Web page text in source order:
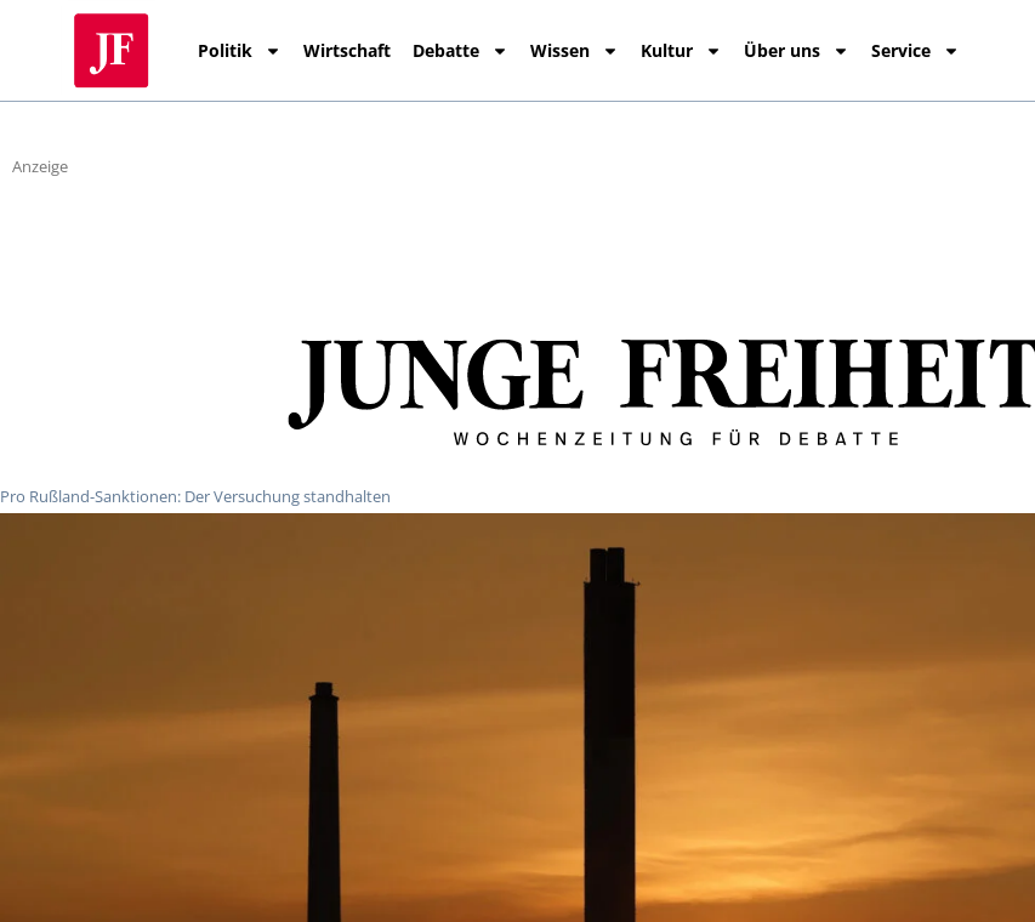
Politik Wirtschaft Debatte Wissen Kultur Über uns Service
Anzeige
Pro Rußland-Sanktionen: Der Versuchung standhalten